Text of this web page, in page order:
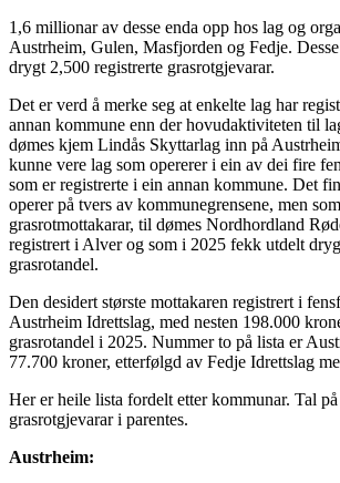
1,6 millionar av desse enda opp hos lag og
Austrheim, Gulen, Masfjorden og Fedje.
drygt 2,500 registrerte grasrotgjevarar.
Det er verd å merke seg at enkelte lag har
annan kommune enn der hovudaktiviteten til
dømes kjem Lindås Skyttarlag inn på
kunne vere lag som opererer i ein av dei fire
som er registrerte i ein annan kommune. Det
operer på tvers av kommunegrensene, men
grasrotmottakarar, til dømes Nordhordland
registrert i Alver og som i 2025 fekk utdelt
grasrotandel.
Den desidert største mottakaren registrert i
Austrheim Idrettslag, med nesten 198.000
grasrotandel i 2025. Nummer to på lista er
77.700 kroner, etterfølgd av Fedje Idrettslag
Her er heile lista fordelt etter kommunar. Tal
grasrotgjevarar i parentes.
Austrheim: